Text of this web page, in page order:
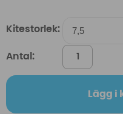
Kitestorlek:
Antal:
Lägg i